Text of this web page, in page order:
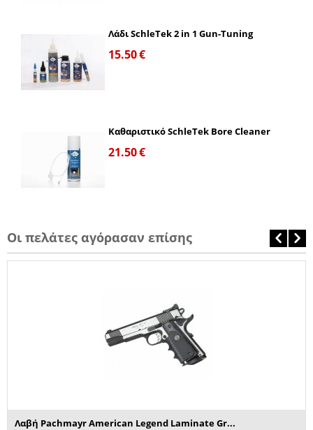
Λάδι SchleTek 2 in 1 Gun-Tuning
15.50€
Καθαριστικό SchleTek Bore Cleaner
21.50€
Οι πελάτες αγόρασαν επίσης
Λαβή Pachmayr American Legend Laminate Gr...